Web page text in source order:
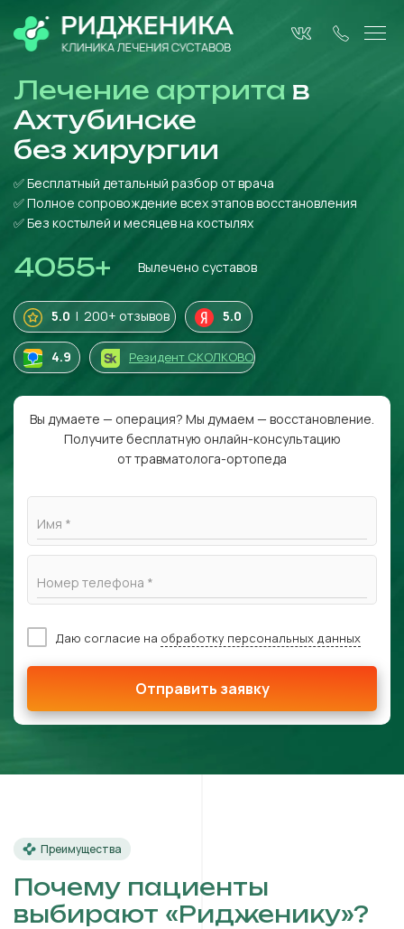
Лечение артрита в
Ахтубинске
безхирургии
✅ Бесплатный детальный разбор от врача
✅ Полное сопровождение всех этапов восстановления
✅ Без костылей и месяцев на костылях
4055+ Вылечено суставов
5.0 | 200+ отзывов 5.0
4.9 Резидент СКОЛКОВО
Вы думаете — операция? Мы думаем — восстановление.
Получите бесплатную онлайн-консультацию
от травматолога-ортопеда
Имя *
Номер телефона *
Даю согласие на обработку персональных данных
Отправить заявку
Преимущества
Почему пациенты
выбирают «Ридженику»?